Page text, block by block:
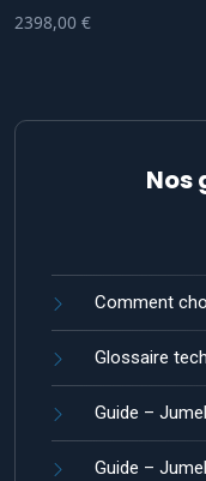
2398,00 €
Nos
Comment
Glossaire
Guide –
Guide –